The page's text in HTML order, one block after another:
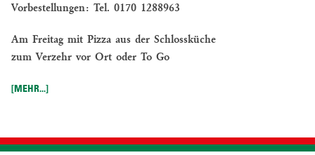
Vorbestellungen: Tel. 0170 1288963
Am Freitag mit Pizza aus der Schlossküche
zum Verzehr vor Ort oder To Go
[MEHR...]